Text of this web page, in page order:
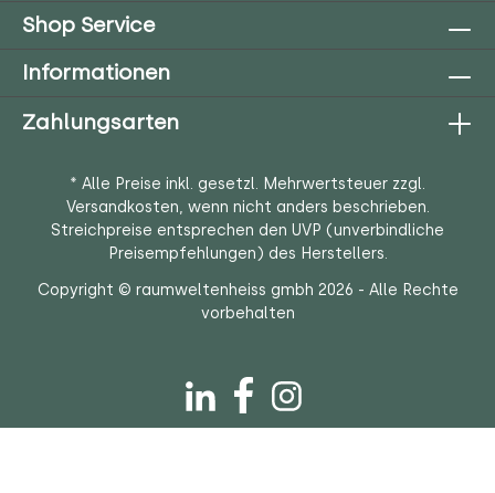
Shop Service
Informationen
Zahlungsarten
* Alle Preise inkl. gesetzl. Mehrwertsteuer zzgl.
Versandkosten, wenn nicht anders beschrieben.
Streichpreise entsprechen den UVP (unverbindliche
Preisempfehlungen) des Herstellers.
Copyright © raumweltenheiss gmbh 2026 - Alle Rechte
vorbehalten